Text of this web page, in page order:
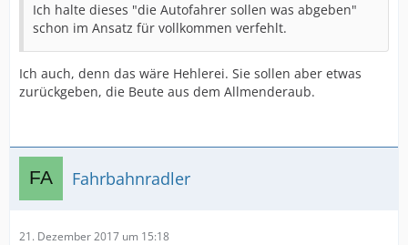
Ich halte dieses "die Autofahrer sollen was abgeben"
schon im Ansatz für vollkommen verfehlt.
Ich auch, denn das wäre Hehlerei. Sie sollen aber etwas
zurückgeben, die Beute aus dem Allmenderaub.
Fahrbahnradler
21. Dezember 2017 um 15:18